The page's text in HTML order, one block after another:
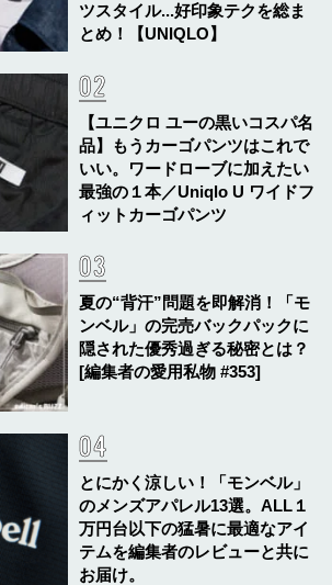
ツスタイル...好印象テクを総ま
とめ！【UNIQLO】
【ユニクロ ユーの黒いコスパ名
品】もうカーゴパンツはこれで
いい。ワードローブに加えたい
最強の１本／Uniqlo U ワイドフ
ィットカーゴパンツ
夏の“背汗”問題を即解消！「モ
ンベル」の完売バックパックに
隠された優秀過ぎる秘密とは？
[編集者の愛用私物 #353]
とにかく涼しい！「モンベル」
のメンズアパレル13選。ALL１
万円台以下の猛暑に最適なアイ
テムを編集者のレビューと共に
お届け。